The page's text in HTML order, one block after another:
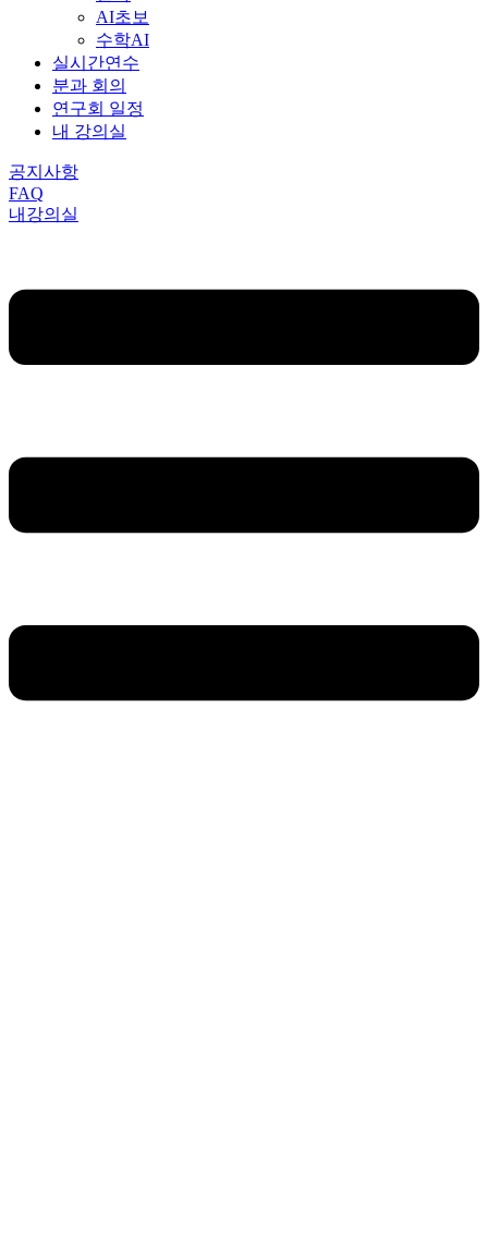
AI초보
수학AI
실시간연수
분과 회의
연구회 일정
내 강의실
공지사항
FAQ
내강의실